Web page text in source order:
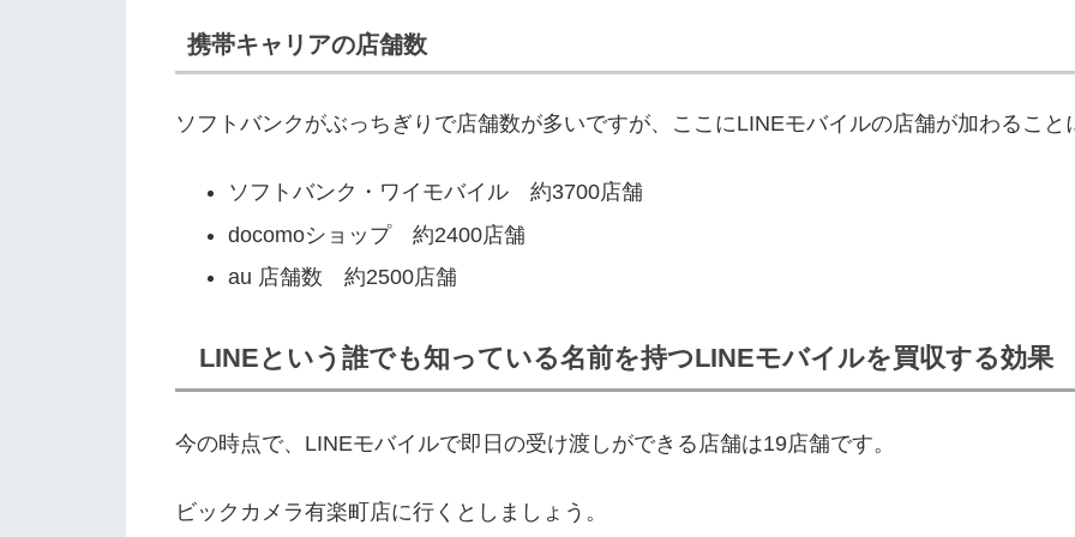
携帯キャリアの店舗数
ソフトバンクがぶっちぎりで店舗数が多いですが、ここにLINEモバイルの店舗が加わること
ソフトバンク・ワイモバイル 約3700店舗
docomoショップ 約2400店舗
au 店舗数 約2500店舗
LINEという誰でも知っている名前を持つLINEモバイルを買収する効果
今の時点で、LINEモバイルで即日の受け渡しができる店舗は19店舗です。
ビックカメラ有楽町店に行くとしましょう。